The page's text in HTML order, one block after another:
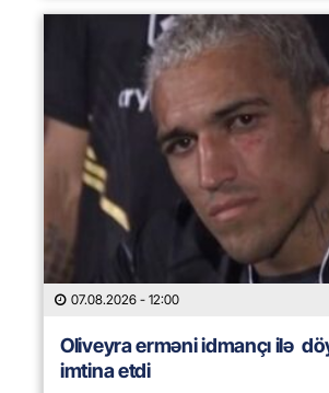
07.08.2026 - 12:00
Oliveyra erməni idmançı ilə
imtina etdi